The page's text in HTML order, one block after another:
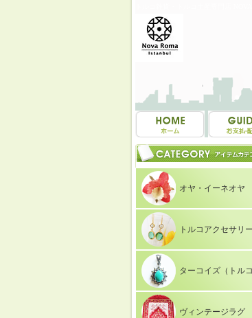
オヤ・イーネオヤ
トルコアクセサリー
ターコイズ（トルコ
ヴィンテージラグ